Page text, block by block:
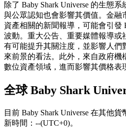
除了 Baby Shark Universe 的生態
與公眾認知也會影響其價值。金融
資產相關的新聞報導，可能會引發
波動。重大公告、重要媒體報導或
有可能提升其關注度，並影響人們
來前景的看法。此外，來自政府機
數位資產領域，進而影響其價格表
全球 Baby Shark
目前 Baby Shark Universe 在其他
新時間：--(UTC+0)。